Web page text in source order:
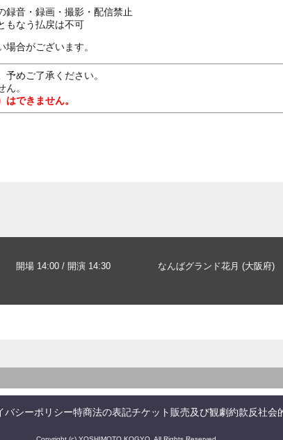
音・録画・撮影・配信禁止
もなう払戻は不可
合がございます。
予めご了承ください。
。
はできません。
開場 14:00 / 開演 14:30 なんばグランド花月 (大阪府)
バシーポリシー特商法の表記チケット販売及び観劇約款反社会